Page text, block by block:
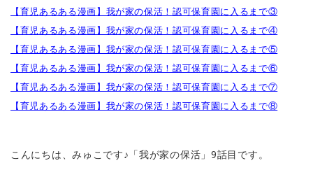
【育児あるある漫画】我が家の保活！認可保育園に入るまで③
【育児あるある漫画】我が家の保活！認可保育園に入るまで④
【育児あるある漫画】我が家の保活！認可保育園に入るまで⑤
【育児あるある漫画】我が家の保活！認可保育園に入るまで⑥
【育児あるある漫画】我が家の保活！認可保育園に入るまで⑦
【育児あるある漫画】我が家の保活！認可保育園に入るまで⑧
こんにちは、みゅこです♪「我が家の保活」9話目です。